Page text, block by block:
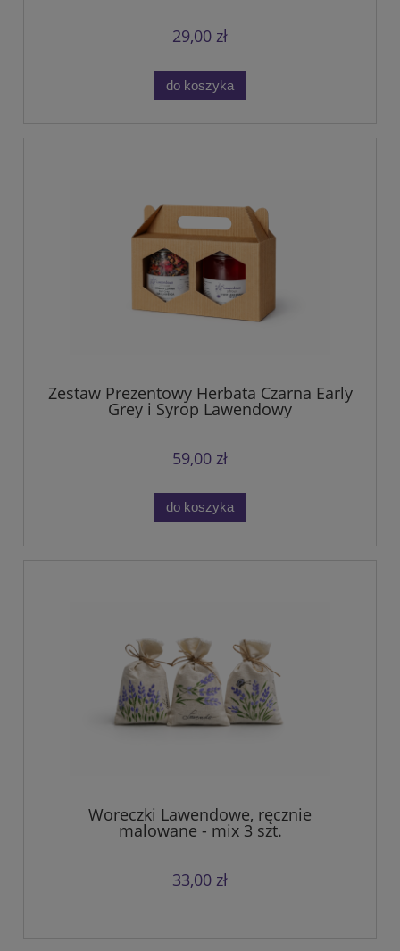
29,00 zł
do koszyka
Zestaw Prezentowy Herbata Czarna Early
Grey i Syrop Lawendowy
59,00 zł
do koszyka
Woreczki Lawendowe, ręcznie
malowane - mix 3 szt.
33,00 zł